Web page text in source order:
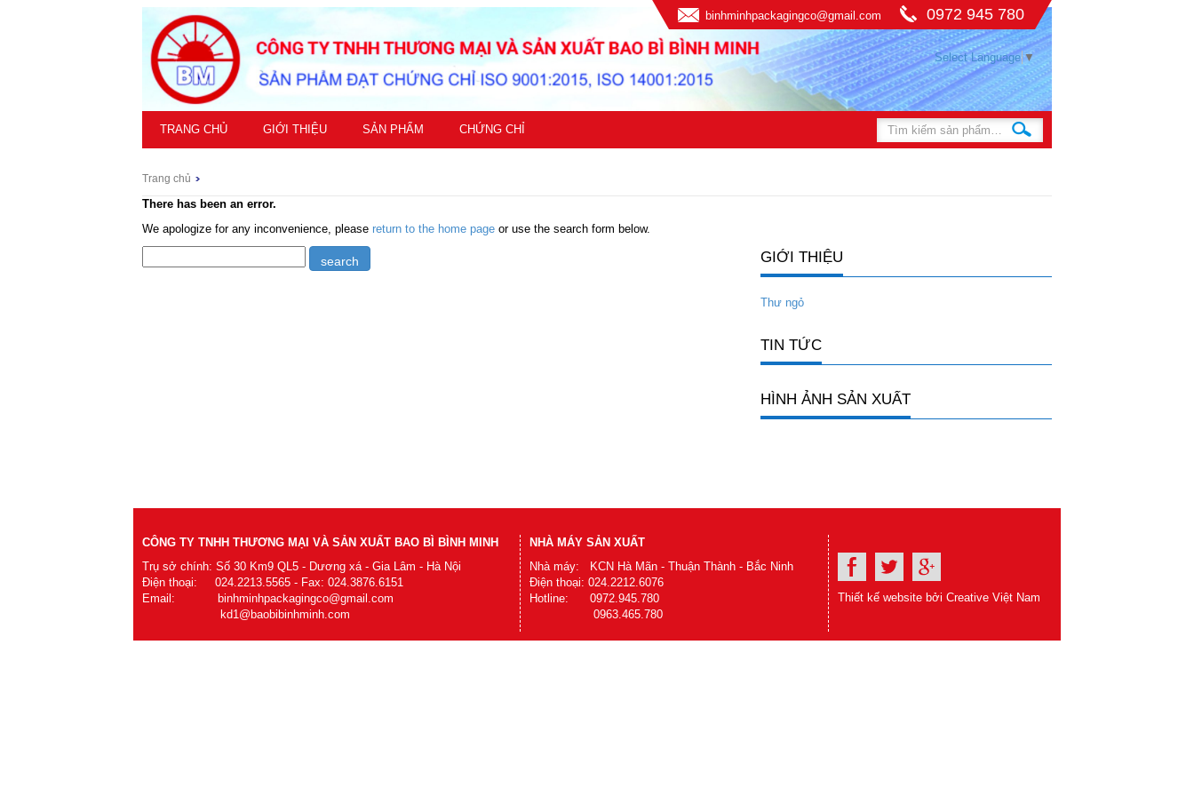
binhminhpackagingco@gmail.com 0972 945 780
Select Language ▼
TRANG CHỦ GIỚI THIỆU SẢN PHẨM CHỨNG CHỈ
Trang chủ
There has been an error.
We apologize for any inconvenience, please return to the home page or use the search form below.
GIỚI THIỆU
Thư ngỏ
TIN TỨC
HÌNH ẢNH SẢN XUẤT
CÔNG TY TNHH THƯƠNG MẠI VÀ SẢN XUẤT BAO BÌ BÌNH MINH
Trụ sở chính: Số 30 Km9 QL5 - Dương xá - Gia Lâm - Hà Nội
Điện thoại: 024.2213.5565 - Fax: 024.3876.6151
Email: binhminhpackagingco@gmail.com
kd1@baobibinhminh.com
NHÀ MÁY SẢN XUẤT
Nhà máy: KCN Hà Mãn - Thuận Thành - Bắc Ninh
Điện thoại: 024.2212.6076
Hotline: 0972.945.780
0963.465.780
Thiết kế website bởi Creative Việt Nam